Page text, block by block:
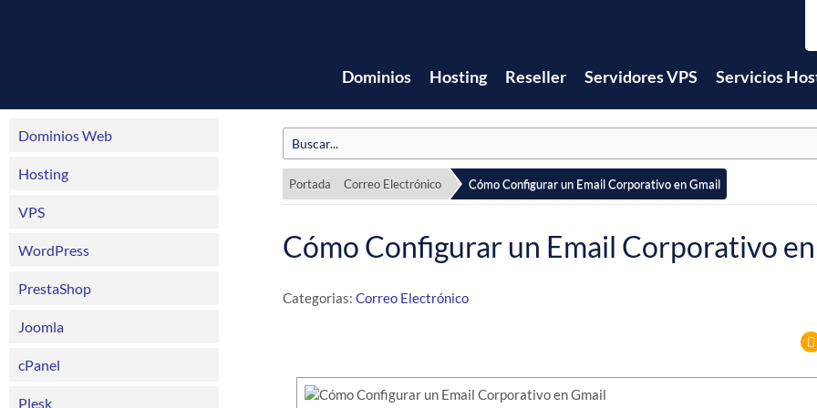
Dominios Hosting Reseller Servidores VPS Servicios
Dominios Web
Hosting
VPS
WordPress
PrestaShop
Joomla
cPanel
Plesk
Portada Correo Electrónico Cómo Configurar un Email Corporativo en Gmail
Cómo Configurar un Email Corporativo
Categorias: Correo Electrónico